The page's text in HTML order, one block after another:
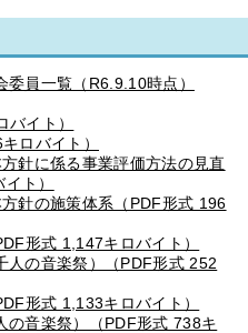
員一覧（R6.9.10時点）
イト）
ロバイト）
針に係る事業評価方法の見直
ト）
針の施策体系（PDF形式 196
形式 1,147キロバイト）
人の音楽祭）（PDF形式 252
形式 1,133キロバイト）
の音楽祭）（PDF形式 738キ